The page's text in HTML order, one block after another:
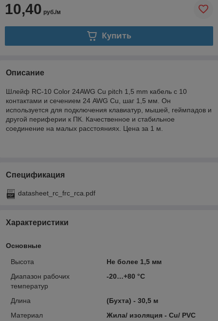
10,40 руб./м
Купить
Описание
Шлейф RC-10 Color 24AWG Cu pitch 1,5 mm кабель с 10
контактами и сечением 24 AWG Cu, шаг 1,5 мм. Он
используется для подключения клавиатур, мышей, геймпадов и
другой периферии к ПК. Качественное и стабильное
соединение на малых расстояниях. Цена за 1 м.
Спецификация
datasheet_rc_frc_rca.pdf
Характеристики
Основные
Высота
Не более 1,5 мм
Диапазон рабочих
температур
-20…+80 °С
Длина
(Бухта) - 30,5 м
Материал
Жила/ изоляция - Сu/ PVC